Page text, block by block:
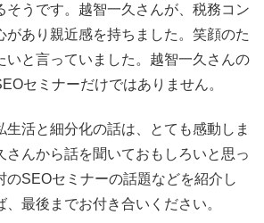
そうです。越智一久さんが、税務コン
があり親近感を持ちました。笑顔のた
いと言っていました。越智一久さんの
セミナーだけではありません。
生活と細分化の話は、とても感動しま
さんから話を聞いておもしろいと思っ
のSEOセミナーの話題などを紹介し
、最後までお付き合いください。